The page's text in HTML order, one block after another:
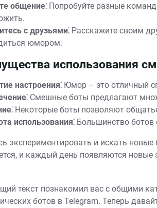
общение⁚ Попробуйте разные
с друзьями⁚ Расскажите своим
юмором.
использования
настроения⁚ Юмор – это отличный
Смешные боты предлагают
Некоторые боты позволяют
использования⁚ Большинство ботов
экспериментировать и искать
и каждый день появляются
текст познакомил вас с общими
ботов в Telegram. Теперь